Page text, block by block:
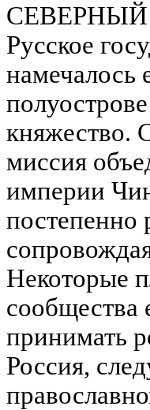
Русское
намечалось
княжество.
миссия
империи
постепенно
Некоторые
сообщества
принимать
Россия,